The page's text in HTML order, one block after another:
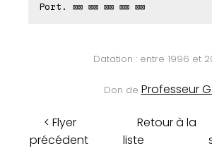
Port. ⊠⊠ ⊠⊠ ⊠⊠ ⊠⊠ ⊠⊠
Datation : entre 1996 et
Don de Professeur G.
< Flyer
précédent
Retour à la
liste